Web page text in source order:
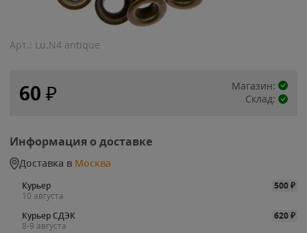
Арт.: Lu.N4 antique
60 ₽
Магазин:
Склад:
Информация о доставке
Доставка в Москва
Курьер 500₽
10 августа
Курьер СДЭК
620₽
8-9 августа